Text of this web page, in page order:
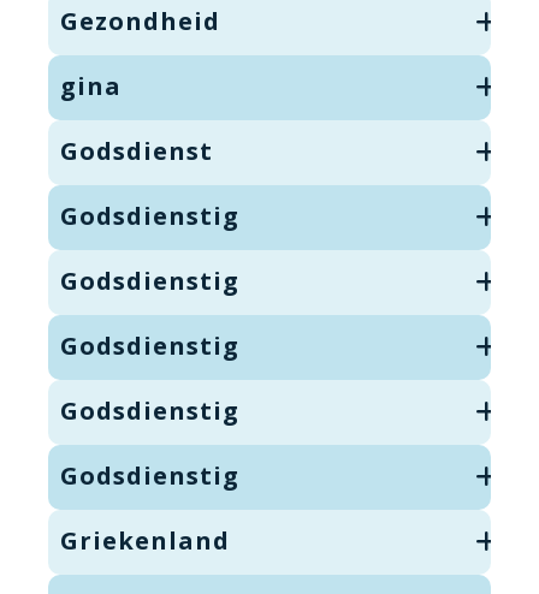
Gezondheid
gina
Godsdienst
Godsdienstig
Godsdienstig
Godsdienstig
Godsdienstig
Godsdienstig
Griekenland